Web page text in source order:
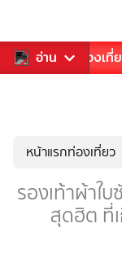
อ่าน
อาหาร ท่องเที่
หน้าแรกท่องเที่ยว
รองเท้าผ้าใ
สุดฮิต ที่